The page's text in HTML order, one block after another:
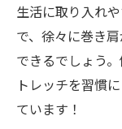
生活に取り入れ
で、徐々に巻き
できるでしょう
トレッチを習慣
ています！